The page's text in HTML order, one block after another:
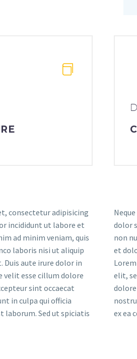
consectetur adipisicing
incididunt ut labore et
ad minim veniam, quis
laboris nisi ut aliquip
Duis aute irure dolor in
esse cillum dolore
sint occaecat
in culpa qui officia
laborum. Sed ut spiciatis
dolor
non
et
elit,
ex ea